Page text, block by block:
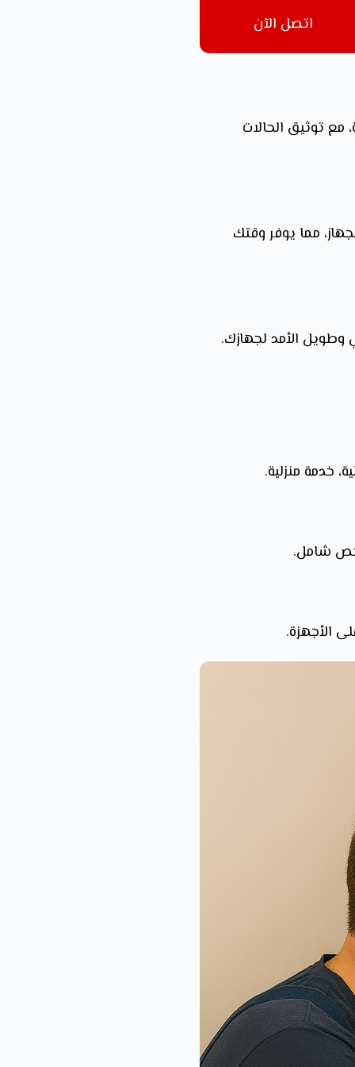
اتصل الآن
توثيق الحالات
مما يوفر وقتك
وطويل الأمد لجهازك.
خدمة منزلية.
فحص شامل.
الأجهزة.